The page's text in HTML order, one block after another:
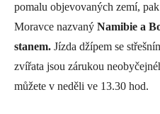
pomalu objevovaných zemí,
Moravce nazvaný Namibie a
stanem. Jízda džípem se
zvířata jsou zárukou
můžete v neděli ve 13.30 hod.